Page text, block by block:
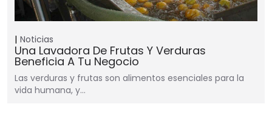
Noticias
Una Lavadora De Frutas Y Verduras
Beneficia A Tu Negocio
Las verduras y frutas son alimentos esenciales para la
vida humana, y…